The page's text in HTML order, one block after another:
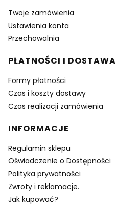
Twoje zamówienia
Ustawienia konta
Przechowalnia
PŁATNOŚCI I DOSTAWA
Formy płatności
Czas i koszty dostawy
Czas realizacji zamówienia
INFORMACJE
Regulamin sklepu
Oświadczenie o Dostępności
Polityka prywatności
Zwroty i reklamacje.
Jak kupować?